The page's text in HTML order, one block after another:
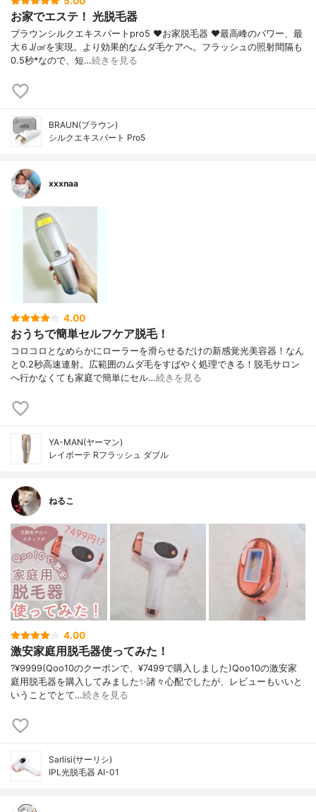
お家でエステ！ 光脱毛器
ブラウンシルクエキスパートpro5 ❤︎お家脱毛器 ❤︎最高峰のパワー、最
大６J/㎠を実現。より効果的なムダ毛ケアへ。フラッシュの照射間隔も
0.5秒*なので、短…続きを見る
BRAUN(ブラウン)
シルクエキスパート Pro5
xxxnaa
4.00
おうちで簡単セルフケア脱毛！
コロコロとなめらかにローラーを滑らせるだけの新感覚光美容器！なん
と0.2秒高速連射。広範囲のムダ毛をすばやく処理できる！脱毛サロン
へ行かなくても家庭で簡単にセル…続きを見る
YA-MAN(ヤーマン)
レイボーテ Rフラッシュ ダブル
ねるこ
4.00
激安家庭用脱毛器使ってみた！
?¥9999(Qoo10のクーポンで、¥7499で購入しました)Qoo10の激安家
庭用脱毛器を購入してみました✨諸々心配でしたが、レビューもいいと
いうことでとて…続きを見る
Sarlisi(サーリシ)
IPL光脱毛器 AI-01